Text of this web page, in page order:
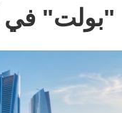
"بولت" في